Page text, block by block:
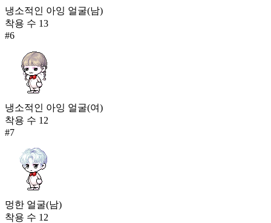
냉소적인 아잉 얼굴(남)
착용 수 13
#6
냉소적인 아잉 얼굴(여)
착용 수 12
#7
멍한 얼굴(남)
착용 수 12